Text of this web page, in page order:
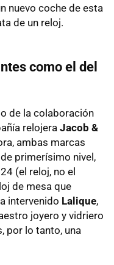
nuevo coche de esta
de un reloj.
como el del
de la colaboración
relojera Jacob &
ambas marcas
primerísimo nivel,
(el reloj, no el
de mesa que
intervenido Lalique,
joyero y vidriero
por lo tanto, una